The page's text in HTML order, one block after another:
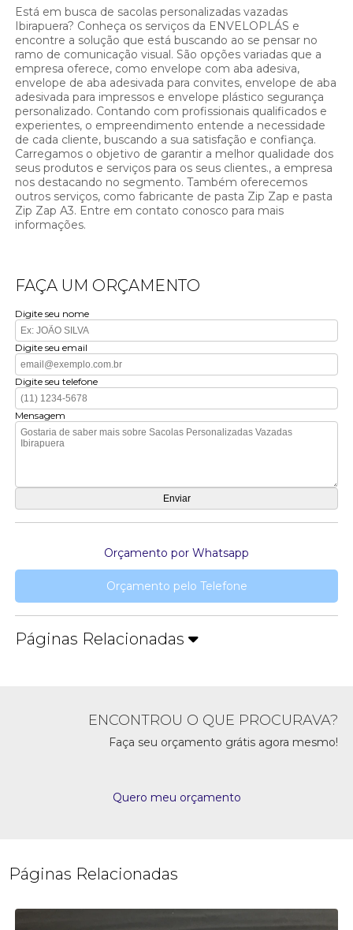
Está em busca de sacolas personalizadas vazadas
Ibirapuera? Conheça os serviços da ENVELOPLÁS e
encontre a solução que está buscando ao se pensar no
ramo de comunicação visual. São opções variadas que a
empresa oferece, como envelope com aba adesiva,
envelope de aba adesivada para convites, envelope de aba
adesivada para impressos e envelope plástico segurança
personalizado. Contando com profissionais qualificados e
experientes, o empreendimento entende a necessidade
de cada cliente, buscando a sua satisfação e confiança.
Carregamos o objetivo de garantir a melhor qualidade dos
seus produtos e serviços para os seus clientes., a empresa
nos destacando no segmento. Também oferecemos
outros serviços, como fabricante de pasta Zip Zap e pasta
Zip Zap A3. Entre em contato conosco para mais
informações.
FAÇA UM ORÇAMENTO
Digite seu nome
Digite seu email
Digite seu telefone
Mensagem
Orçamento por Whatsapp
Orçamento pelo Telefone
Páginas Relacionadas
ENCONTROU O QUE PROCURAVA?
Faça seu orçamento grátis agora mesmo!
Quero meu orçamento
Páginas Relacionadas